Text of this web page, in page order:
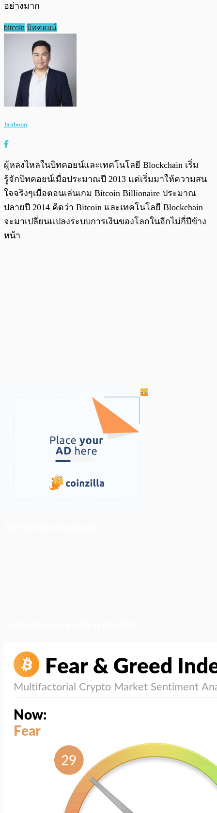
อย่างมาก
bitcoin บิทคอยน์
Jiraboon
ผู้หลงไหลในบิทคอยน์และเทคโนโลยี Blockchain เริ่ม
รู้จักบิทคอยน์เมื่อประมาณปี 2013 แต่เริ่มมาให้ความสน
ใจจริงๆเมื่อตอนเล่นเกม Bitcoin Billionaire ประมาณ
ปลายปี 2014 คิดว่า Bitcoin และเทคโนโลยี Blockchain
จะมาเปลี่ยนแปลงระบบการเงินของโลกในอีกไม่กี่ปีข้าง
หน้า